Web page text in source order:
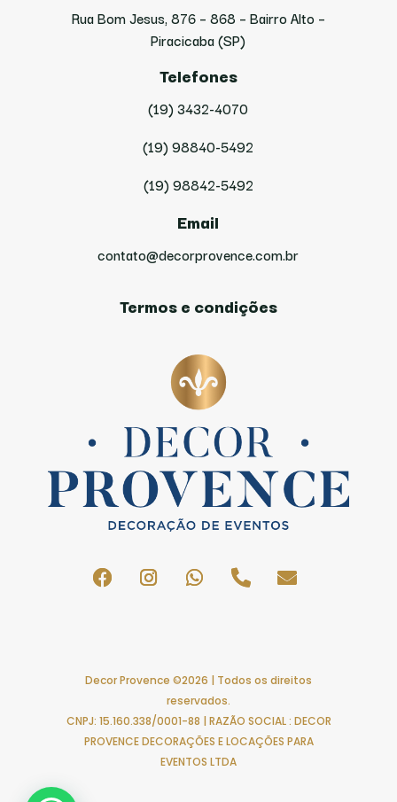
Rua Bom Jesus, 876 – 868 – Bairro Alto –
Piracicaba (SP)
Telefones
(19) 3432-4070
(19) 98840-5492
(19) 98842-5492
Email
contato@decorprovence.com.br
Termos e condições
Decor Provence ©2026 | Todos os direitos
reservados.
CNPJ: 15.160.338/0001-88 | RAZÃO SOCIAL : DECOR
PROVENCE DECORAÇÕES E LOCAÇÕES PARA
EVENTOS LTDA